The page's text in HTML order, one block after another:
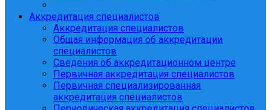
Аккредитация специалистов
Аккредитация специалистов
Общая информация об аккредитации
специалистов
Сведения об аккредитационном центре
Первичная аккредитация специалистов
Первичная специализированная
аккредитация специалистов